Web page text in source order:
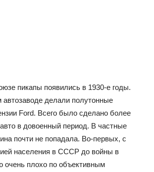
пикапы появились в 1930-е годы.
автозаводе делали полутонные
Ford. Всего было сделано более
в довоенный период. В частные
почти не попадала. Во-первых, с
населения в СССР до войны в
очень плохо по объективным